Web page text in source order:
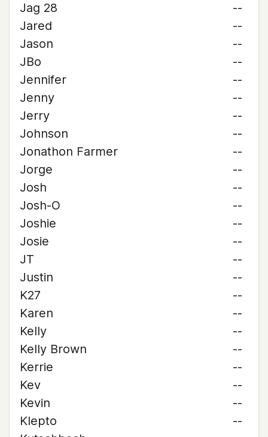
Jag 28
--
Jared
--
Jason
--
JBo
--
Jennifer
--
Jenny
--
Jerry
--
Johnson
--
Jonathon Farmer
--
Jorge
--
Josh
--
Josh-O
--
Joshie
--
Josie
--
JT
--
Justin
--
K27
--
Karen
--
Kelly
--
Kelly Brown
--
Kerrie
--
Kev
--
Kevin
--
Klepto
--